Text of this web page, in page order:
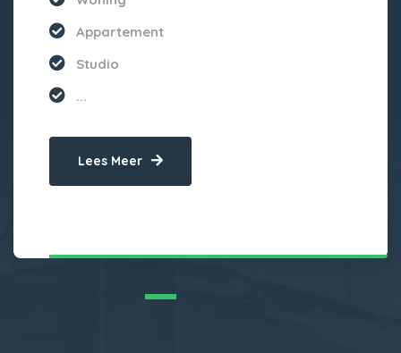
Appartement
Studio
...
Lees Meer